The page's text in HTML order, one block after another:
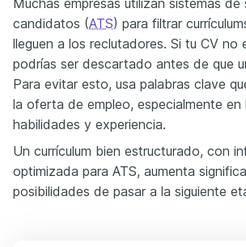
Muchas empresas utilizan sistemas de
candidatos (ATS) para filtrar
lleguen a los reclutadores. Si tu CV no
podrías ser descartado antes de que
Para evitar esto, usa palabras clave
la oferta de empleo, especialmente en
habilidades y experiencia.
Un currículum bien estructurado, con
optimizada para ATS, aumenta
posibilidades de pasar a la siguiente